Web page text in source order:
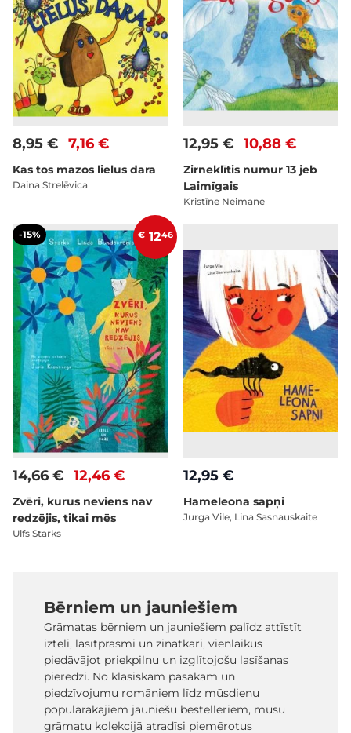
7,16 €
8,95 €
Kas tos mazos lielus dara
Daina Strelēvica
10,88 €
12,95 €
Zirneklītis numur 13 jeb
Laimīgais
Kristīne Neimane
-15% € 1246
12,46 €
14,66 €
Zvēri, kurus neviens nav
redzējis, tikai mēs
Ulfs Starks
12,95 €
Hameleona sapņi
Jurga Vile, Lina Sasnauskaite
Bērniem un jauniešiem
Grāmatas bērniem un jauniešiem palīdz attīstīt
iztēli, lasītprasmi un zinātkāri, vienlaikus
piedāvājot priekpilnu un izglītojošu lasīšanas
pieredzi. No klasiskām pasakām un
piedzīvojumu romāniem līdz mūsdienu
populārākajiem jauniešu bestelleriem, mūsu
grāmatu kolekcijā atradīsi piemērotus